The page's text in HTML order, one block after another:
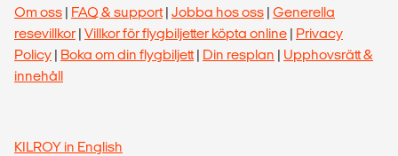
Om oss | FAQ & support| Jobba hos oss | Generella
resevillkor | Villkor för flygbiljetter köpta online | Privacy
Policy | Boka om din flygbiljett| Din resplan | Upphovsrätt &
innehåll
KILROY in English